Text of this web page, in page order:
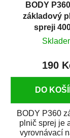
BODY
základový
spreji
190
DO
BODY P360
plnič sprej je
vyrovnávací